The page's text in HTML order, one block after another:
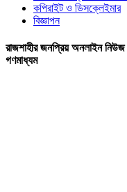
কপিরাইট ও ডিসক্লেইমার
বিজ্ঞাপন
রাজশাহীর জনপ্রিয় অনলাইন নিউজ
গণমাধ্যম